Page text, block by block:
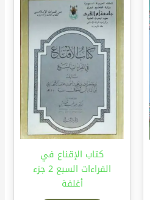
كتاب الإقناع في
القراءات السبع 2 جزء
أغلفة